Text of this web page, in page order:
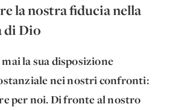
la nostra fiducia nella
di Dio
la sua disposizione
nei nostri confronti:
per noi. Di fronte al nostro